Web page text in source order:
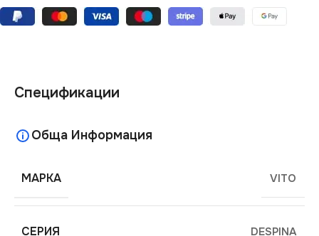
Спецификации
Обща Информация
МАРКА VITO
СЕРИЯ DESPINA